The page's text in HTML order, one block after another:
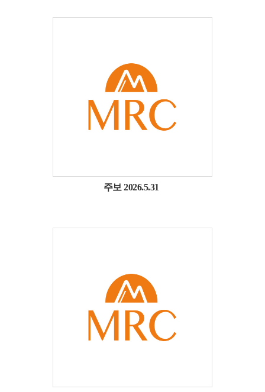
주보 2026.5.31